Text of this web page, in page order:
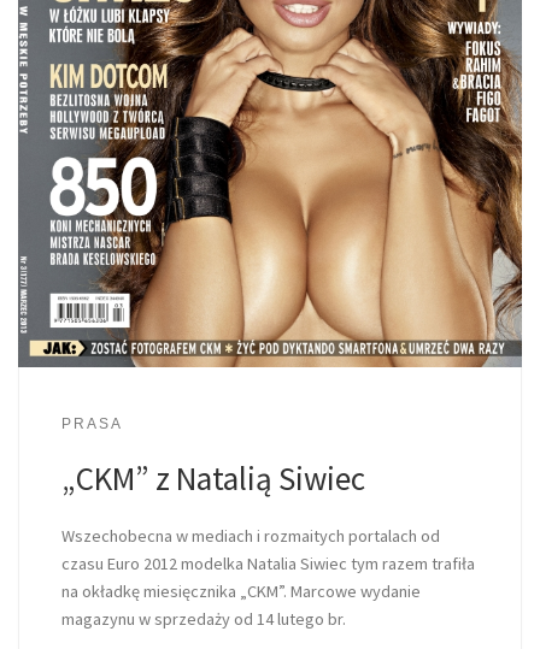
PRASA
„CKM” z Natalią Siwiec
Wszechobecna w mediach i rozmaitych portalach od
czasu Euro 2012 modelka Natalia Siwiec tym razem trafiła
na okładkę miesięcznika „CKM”. Marcowe wydanie
magazynu w sprzedaży od 14 lutego br.